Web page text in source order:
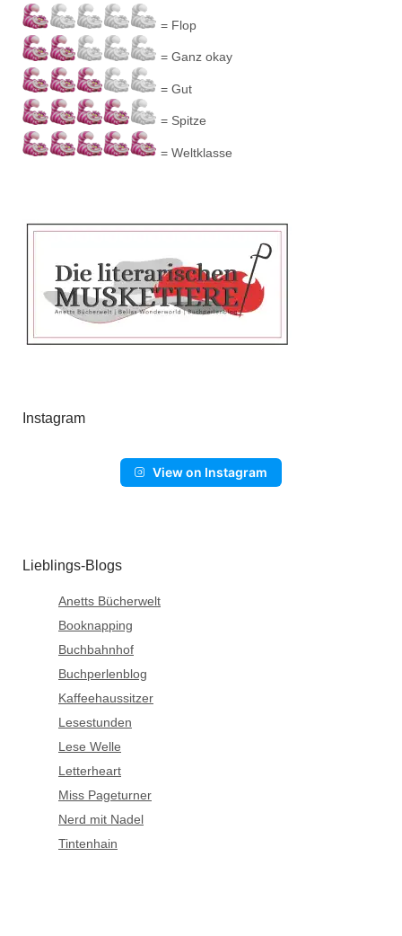
= Flop
= Ganz okay
= Gut
= Spitze
= Weltklasse
Instagram
View on Instagram
Lieblings-Blogs
Anetts Bücherwelt
Booknapping
Buchbahnhof
Buchperlenblog
Kaffeehaussitzer
Lesestunden
Lese Welle
Letterheart
Miss Pageturner
Nerd mit Nadel
Tintenhain